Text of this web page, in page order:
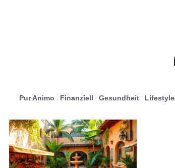
Pur Animo Finanziell Gesundheit Lifestyle